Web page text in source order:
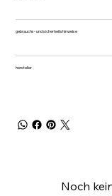
gebrauchs- und sicherheitshinweise
hersteller
Noch